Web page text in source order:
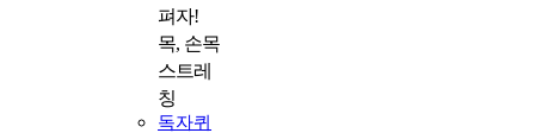
펴자!
목, 손목
스트레
칭
독자퀴